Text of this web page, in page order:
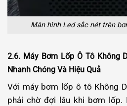
Màn hình Led sắc nét trên
2.6. Máy Bơm Lốp Ô Tô Không
Nhanh Chóng Và Hiệu Quả
Với máy bơm lốp ô tô Không
phải chờ đợi lâu khi bơm lốp.